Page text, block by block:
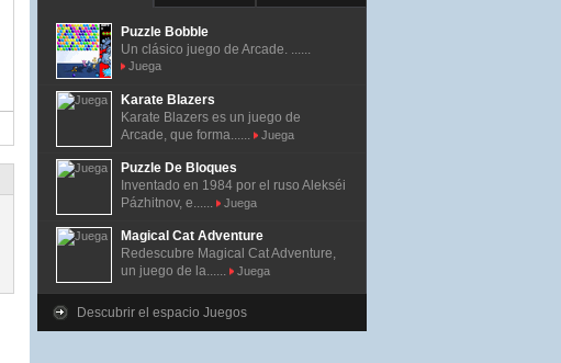
Puzzle Bobble
Un clásico juego de Arcade. ......
Juega
Karate Blazers
Karate Blazers es un juego de
Arcade, que forma......
Juega
Puzzle De Bloques
Inventado en 1984 por el ruso Alekséi
Pázhitnov, e......
Juega
Magical Cat Adventure
Redescubre Magical Cat Adventure,
un juego de la......
Juega
Descubrir el espacio Juegos